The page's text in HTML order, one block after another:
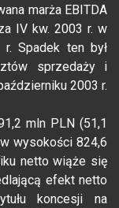
marża EBITDA
IV kw. 2003 r. w
Spadek ten był
sprzedaży i
2003 r.
mln PLN (51,1
wysokości 824,6
netto wiąże się
efekt netto
koncesji na